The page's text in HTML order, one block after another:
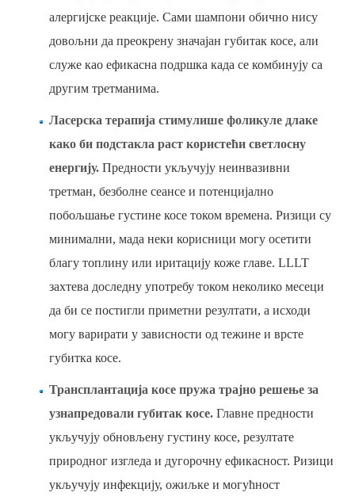
алергијске реакције. Сами шампони обично нису
довољни да преокрену значајан губитак косе, али
служе као ефикасна подршка када се комбинују са
другим третманима.
Ласерска терапија стимулише фоликуле длаке
како би подстакла раст користећи светлосну
енергију. Предности укључују неинвазивни
третман, безболне сеансе и потенцијално
побољшање густине косе током времена. Ризици су
минимални, мада неки корисници могу осетити
благу топлину или иритацију коже главе. LLLT
захтева доследну употребу током неколико месеци
да би се постигли приметни резултати, а исходи
могу варирати у зависности од тежине и врсте
губитка косе.
Трансплантација косе пружа трајно решење за
узнапредовали губитак косе. Главне предности
укључују обновљену густину косе, резултате
природног изгледа и дугорочну ефикасност. Ризици
укључују инфекцију, ожиљке и могућност